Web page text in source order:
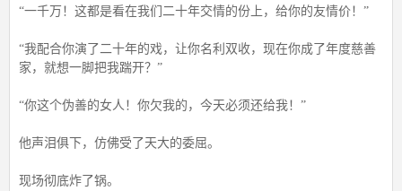
“一千万！这都是看在我们二十年交情的份上，给你的友情价！”
“我配合你演了二十年的戏，让你名利双收，现在你成了年度慈善
家，就想一脚把我踹开？”
“你这个伪善的女人！你欠我的，今天必须还给我！”
他声泪俱下，仿佛受了天大的委屈。
现场彻底炸了锅。